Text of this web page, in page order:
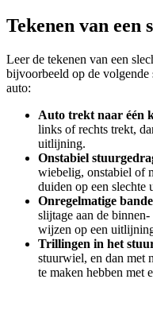
Tekenen van
Leer de tekenen van een
bijvoorbeeld op de
auto:
Auto trekt naar één
links of rechts trekt,
uitlijning.
Onstabiel
wiebelig, onstabiel of
duiden op een slechte
Onregelmatige
slijtage aan de
wijzen op een
Trillingen in het
stuurwiel, en dan met
te maken hebben met